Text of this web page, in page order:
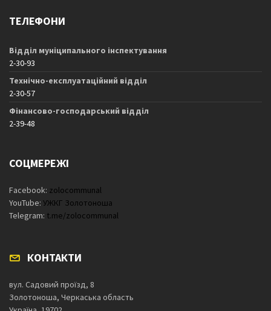
ТЕЛЕФОНИ
Відділ муніципального інспектування
2-30-93
Технічно-експлуатаційний відділ
2-30-57
Фінансово-господарський відділ
2-39-48
СОЦМЕРЕЖІ
Facebook: zolocommunal
YouTube: УЖКГ Золотоноша
Telegram: t.me/zolocommunal
КОНТАКТИ
вул. Садовий проїзд, 8
Золотоноша, Черкаська область